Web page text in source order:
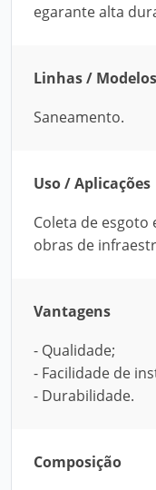
egarante alta
Linhas / Modelos
Saneamento.
Uso / Aplicações
Coleta de
obras de
Vantagens
- Qualidade;
- Facilidade de
- Durabilidade.
Composição